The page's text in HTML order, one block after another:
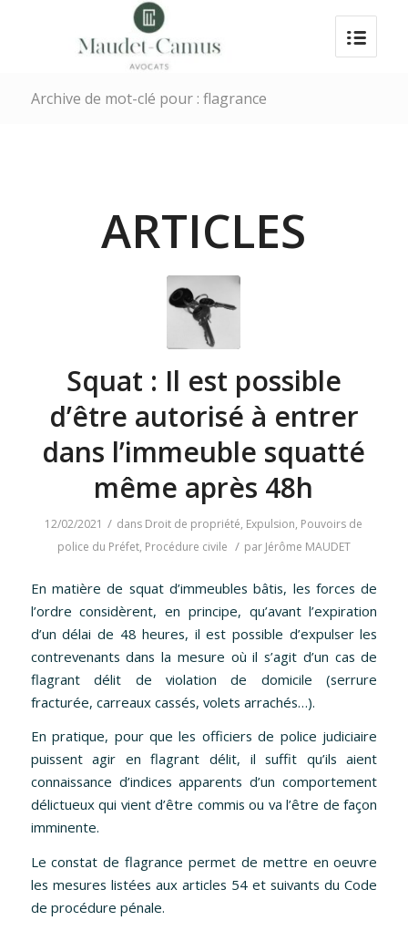
Archive de mot-clé pour : flagrance
ARTICLES
Squat : Il est possible
d’être autorisé à entrer
dans l’immeuble squatté
même après 48h
12/02/2021 / dans Droit de propriété, Expulsion, Pouvoirs de
police du Préfet, Procédure civile / par Jérôme MAUDET
En matière de squat d’immeubles bâtis, les forces de
l’ordre considèrent, en principe, qu’avant l’expiration
d’un délai de 48 heures, il est possible d’expulser les
contrevenants dans la mesure où il s’agit d’un cas de
flagrant délit de violation de domicile (serrure
fracturée, carreaux cassés, volets arrachés…).
En pratique, pour que les officiers de police judiciaire
puissent agir en flagrant délit, il suffit qu’ils aient
connaissance d’indices apparents d’un comportement
délictueux qui vient d’être commis ou va l’être de façon
imminente.
Le constat de flagrance permet de mettre en oeuvre
les mesures listées aux articles 54 et suivants du Code
de procédure pénale.